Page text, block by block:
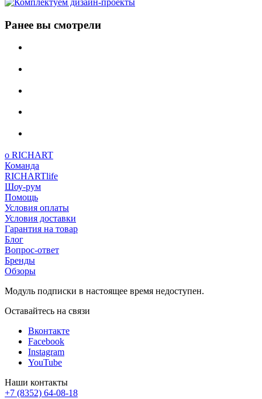
Ранее вы смотрели
о RICHART
Команда
RICHARTlife
Шоу-рум
Помощь
Условия оплаты
Условия доставки
Гарантия на товар
Блог
Вопрос-ответ
Бренды
Обзоры
Модуль подписки в настоящее время недоступен.
Оставайтесь на связи
Вконтакте
Facebook
Instagram
YouTube
Наши контакты
+7 (8352) 64-08-18